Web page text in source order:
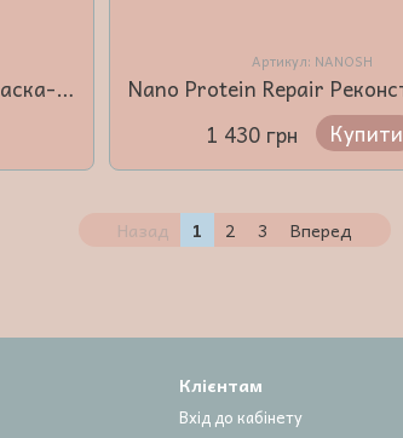
Hair Remedy Repair Mask — Маска-реконструктор для волосся 500 мл
Артикул: NANOSH
1 430 грн
Купити
Назад 1 2 3 Вперед
Клієнтам
Вхід до кабінету